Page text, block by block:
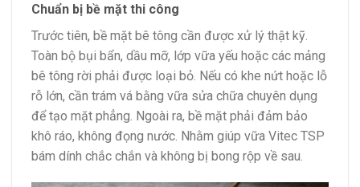
Chuẩn bị bề mặt thi công
Trước tiên, bề mặt bê tông cần được xử lý thật kỹ.
Toàn bộ bụi bẩn, dầu mỡ, lớp vữa yếu hoặc các mảng
bê tông rời phải được loại bỏ. Nếu có khe nứt hoặc lỗ
rỗ lớn, cần trám vá bằng vữa sửa chữa chuyên dụng
để tạo mặt phẳng. Ngoài ra, bề mặt phải đảm bảo
khô ráo, không đọng nước. Nhằm giúp vữa Vitec TSP
bám dính chắc chắn và không bị bong rộp về sau.